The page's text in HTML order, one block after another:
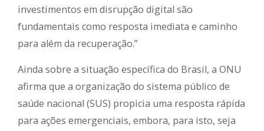
investimentos em disrupção digital são
fundamentais como resposta imediata e caminho
para além da recuperação.”
Ainda sobre a situação específica do Brasil, a ONU
afirma que a organização do sistema público de
saúde nacional (SUS) propicia uma resposta rápida
para ações emergenciais, embora, para isto, seja